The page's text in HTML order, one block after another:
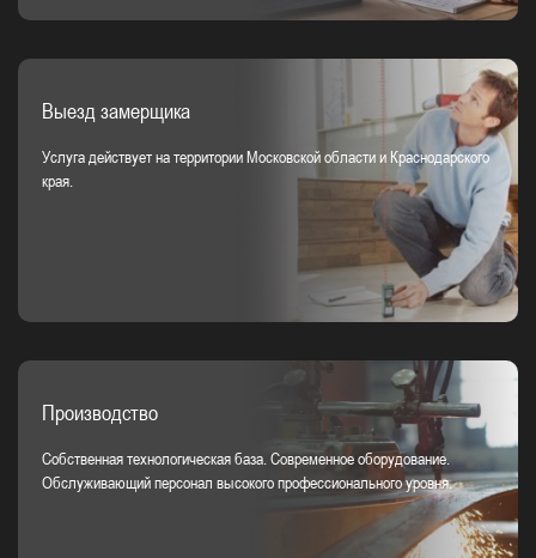
Выезд замерщика
Услуга действует на территории Московской области и Краснодарского
края.
Производство
Собственная технологическая база. Современное оборудование.
Обслуживающий персонал высокого профессионального уровня.